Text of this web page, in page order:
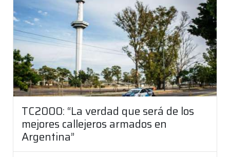
TC2000: “La verdad que será de los
mejores callejeros armados en
Argentina”